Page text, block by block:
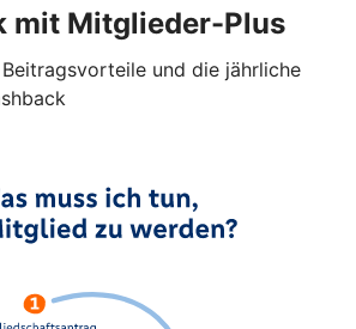
mit Mitglieder-Plus
und die jährliche